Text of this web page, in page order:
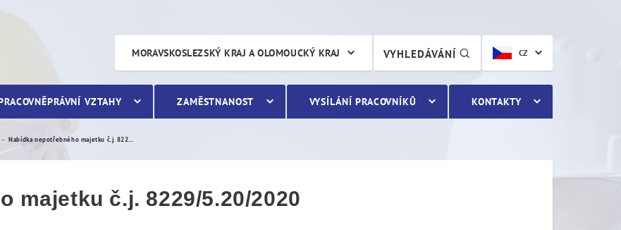
č.j. 8229/5.20/2020
CZ
VYHLEDÁVÁNÍ
MORAVSKOSLEZSKÝ KRAJ A OLOMOUCKÝ KRAJ
VZTAHY ZAMĚSTNANOST VYSÍLÁNÍ PRACOVNÍKŮ KONTAKTY
majetku č.j. 8229/5.20/2020